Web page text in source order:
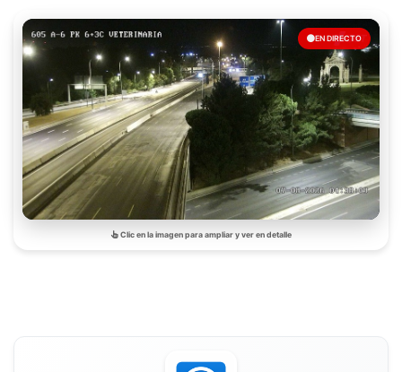
EN DIRECTO
Clic en la imagen para ampliar y ver en detalle